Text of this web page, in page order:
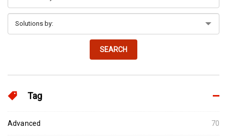
SEARCH
Tag
Advanced 70